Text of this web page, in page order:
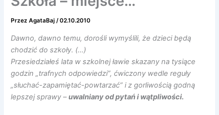
PrzezAgataBaj/02.10.2010
Dawno, dawno temu, dorośli wymyślili, że dzieci będą
chodzić do szkoły. (…)
Przesiedziałeś lata w szkolnej ławie skazany na tysiące
godzin „trafnych odpowiedzi”, ćwiczony wedle reguły
„słuchać-zapamiętać-powtarzać” i z gorliwością godną
lepszej sprawy –uwalniany od pytań i wątpliwości.